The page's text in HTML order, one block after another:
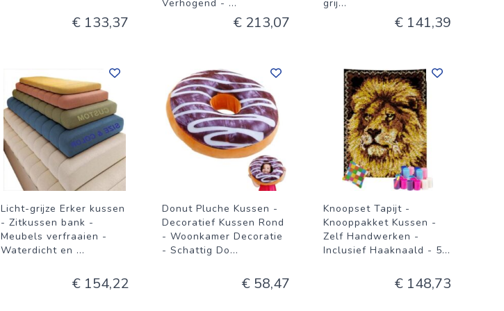
€ 133,37
Verhogend - ...
€ 213,07
grij...
€ 141,39
Licht-grijze Erker kussen
- Zitkussen bank -
Meubels verfraaien -
Waterdicht en ...
€ 154,22
Donut Pluche Kussen -
Decoratief Kussen Rond
- Woonkamer Decoratie
- Schattig Do...
€ 58,47
Knoopset Tapijt -
Knooppakket Kussen -
Zelf Handwerken -
Inclusief Haaknaald - 5...
€ 148,73